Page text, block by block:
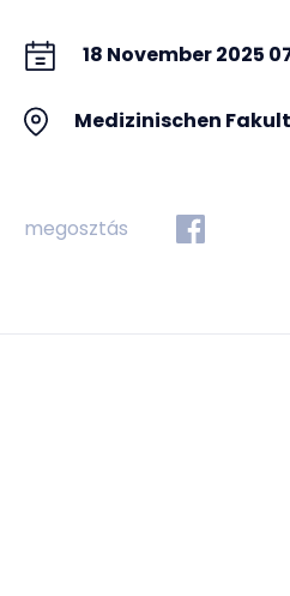
18 November 2025
Medizinischen
megosztás